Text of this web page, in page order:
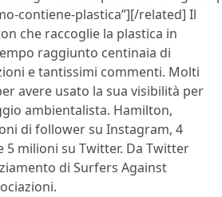
contiene-plastica”][/related] Il
che raccoglie la plastica in
raggiunto centinaia di
e tantissimi commenti. Molti
avere usato la sua visibilità per
ambientalista. Hamilton,
di follower su Instagram, 4
5 milioni su Twitter. Da Twitter
di Surfers Against